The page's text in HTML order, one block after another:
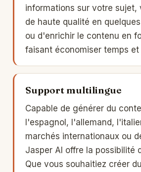
informations sur votre
de haute qualité en
ou d'enrichir le contenu en
faisant économiser temps
Support multilingue
Capable de générer du
l'espagnol, l'allemand,
marchés internationaux ou
Jasper AI offre la possibilité
Que vous souhaitiez créer